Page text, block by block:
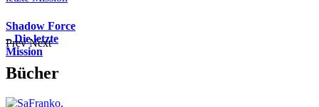
Shadow Force
– Die letzte
Mission
Prev Next
Bücher